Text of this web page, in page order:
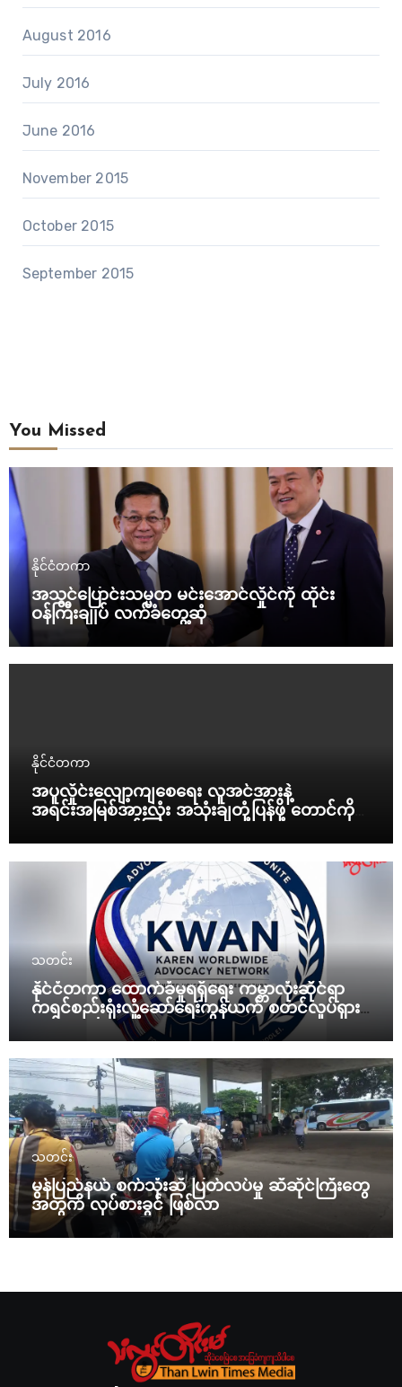
August 2016
July 2016
June 2016
November 2015
October 2015
September 2015
You Missed
နိုင်ငံတကာ
အသွင်ပြောင်းသမ္မတ မင်းအောင်လှိုင်ကို ထိုင်း
ဝန်ကြီးချုပ် လက်ခံတွေ့ဆုံ
နိုင်ငံတကာ
အပူလှိုင်းလျော့ကျစေရေး လူအင်အားနဲ့
အရင်းအမြစ်အားလုံး အသုံးချတုံ့ပြန်ဖို့ တောင်ကိုရီး
သတင်း
နိုင်ငံတကာ ထောက်ခံမှုရရှိရေး ကမ္ဘာလုံးဆိုင်ရာ
ကရင်စည်းရုံးလှုံ့ဆော်ရေးကွန်ယက် စတင်လှုပ်ရှား
သတင်း
မွန်ပြည်နယ် စက်သုံးဆီ ပြတ်လပ်မှု ဆီဆိုင်ကြီးတွေ
အတွက် လုပ်စားခွင် ဖြစ်လာ